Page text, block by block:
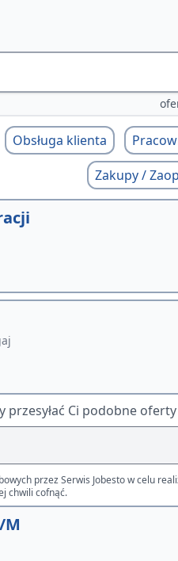
Obsługa klienta
Zakupy /
przesyłać Ci podobne
przez Serwis Jobesto w celu
chwili cofnąć.
M